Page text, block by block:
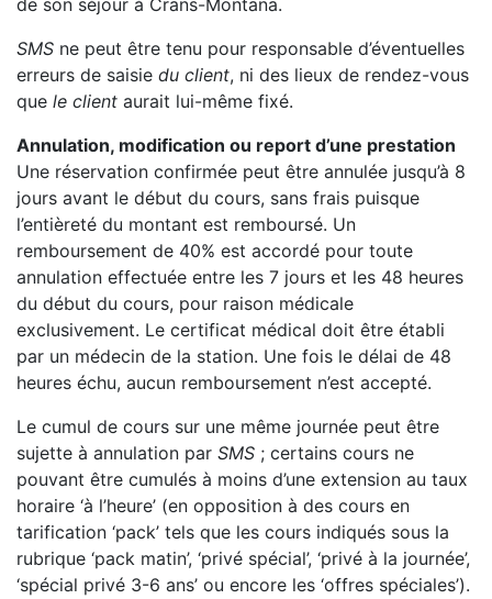
de son séjour à Crans-Montana.
SMS ne peut être tenu pour responsable d’éventuelles
erreurs de saisie du client, ni des lieux de rendez-vous
que le client aurait lui-même fixé.
Annulation, modification ou report d’une prestation
Une réservation confirmée peut être annulée jusqu’à 8
jours avant le début du cours, sans frais puisque
l’entièreté du montant est remboursé. Un
remboursement de 40% est accordé pour toute
annulation effectuée entre les 7 jours et les 48 heures
du début du cours, pour raison médicale
exclusivement. Le certificat médical doit être établi
par un médecin de la station. Une fois le délai de 48
heures échu, aucun remboursement n’est accepté.
Le cumul de cours sur une même journée peut être
sujette à annulation par SMS ; certains cours ne
pouvant être cumulés à moins d’une extension au taux
horaire ‘à l’heure’ (en opposition à des cours en
tarification ‘pack’ tels que les cours indiqués sous la
rubrique ‘pack matin’, ‘privé spécial’, ‘privé à la journée’,
‘spécial privé 3-6 ans’ ou encore les ‘offres spéciales’).